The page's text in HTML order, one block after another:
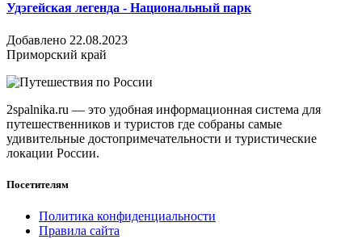
Удэгейская легенда - Национальный парк
Добавлено 22.08.2023
Приморский край
2spalnika.ru — это удобная информационная система для
путешественников и туристов где собраны самые
удивительные достопримечательности и туристические
локации России.
Посетителям
Политика конфиденциальности
Правила сайта